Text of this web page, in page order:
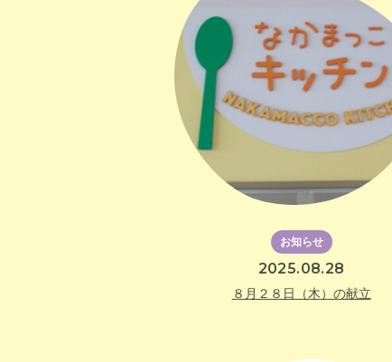
お知らせ
2025.08.28
８月２８日（木）の献立